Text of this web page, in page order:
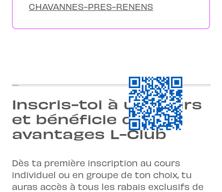
CHAVANNES-PRES-RENENS
Inscris-toi à un cours
et bénéficie des
avantages L-Club
Dès ta première inscription au cours
individuel ou en groupe de ton choix, tu
auras accès à tous les rabais exclusifs de